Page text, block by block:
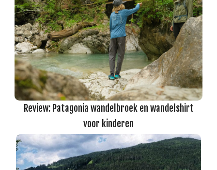
Review: Patagonia wandelbroek en wandelshirt
voor kinderen